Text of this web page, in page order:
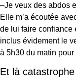
–Je veux des abdos
Elle m’a écoutée
de lui faire confiance
inclus évidement le
à 5h30 du matin
Et là catastrophe